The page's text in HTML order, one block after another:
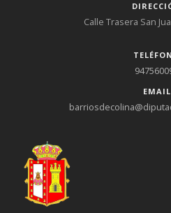
Calle Trasera San
EMAIL